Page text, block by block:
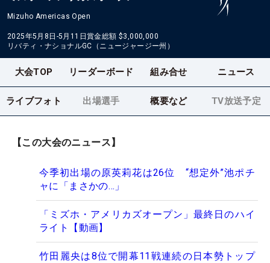
Mizuho Americas Open
2025年5月8日-5月11日賞金総額 $3,000,000
リバティ・ナショナルGC（ニュージャージー州）
大会TOP リーダーボード 組み合せ ニュース
ライブフォト 出場選手 概要など TV放送予定
【この大会のニュース】
今季初出場の原英莉花は26位 “想定外”池ポチ
ャに「まさかの…」
「ミズホ・アメリカズオープン」最終日のハイ
ライト【動画】
竹田麗央は8位で開幕11戦連続の日本勢トップ